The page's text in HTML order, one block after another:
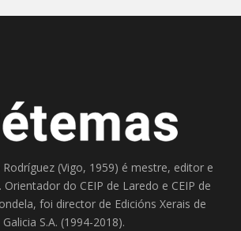
(Vigo, 1959) é mestre, editor e
Orientador do CEIP de Laredo e CEIP de
foi director de Edicións Xerais de
Galicia S.A. (1994-2018).